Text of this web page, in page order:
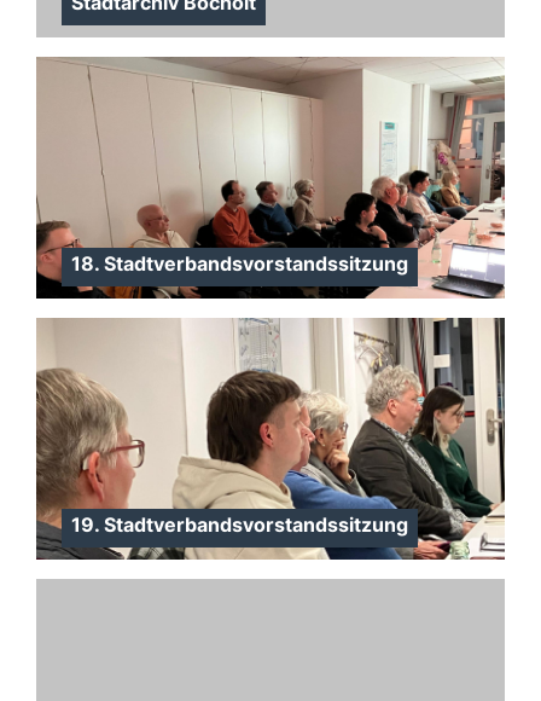
18. Stadtverbandsvorstandssitzung
19. Stadtverbandsvorstandssitzung